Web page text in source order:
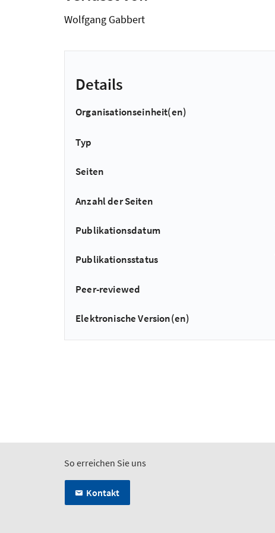
Wolfgang Gabbert
Details
Organisationseinheit(en)
Typ
Seiten
Anzahl der Seiten
Publikationsdatum
Publikationsstatus
Peer-reviewed
Elektronische Version(en)
So erreichen Sie uns
Kontakt